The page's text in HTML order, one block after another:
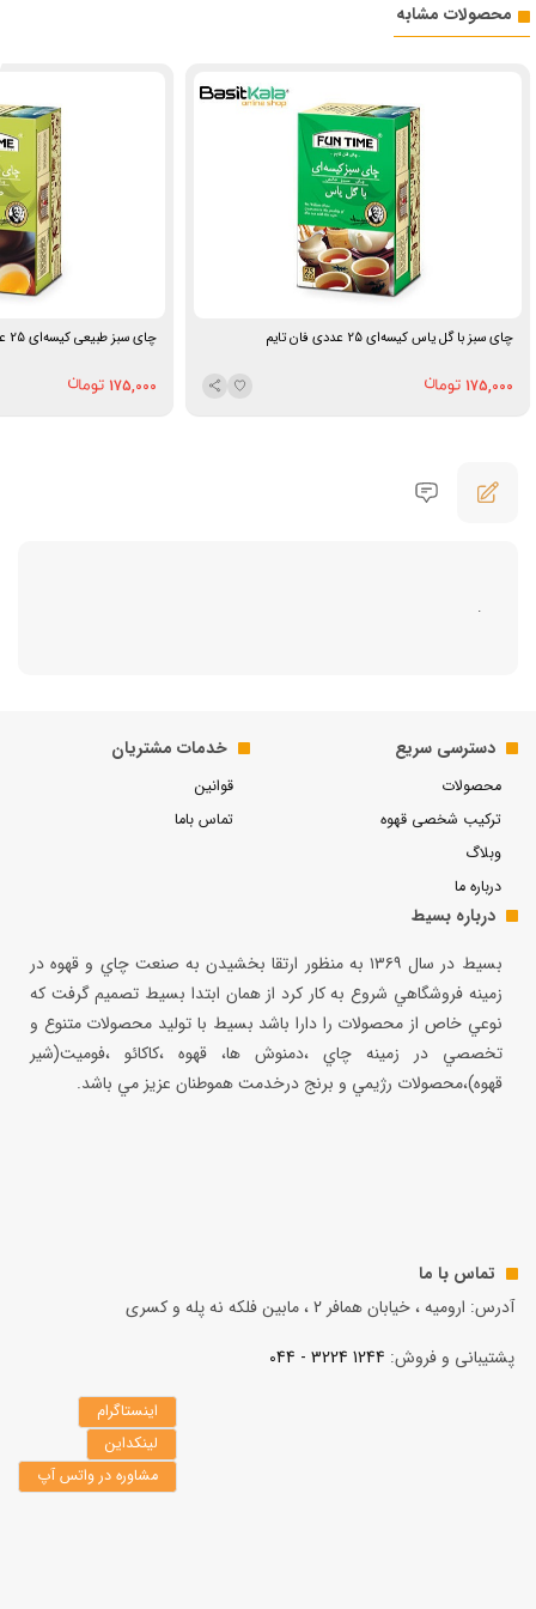
محصولات مشابه
چای سبز با گل یاس کیسه‌ای 25 عددی فان تایم
175,000
چای سبز طبیعی کیسه‌ای 25 عددی فان تایم
175,000
.
دسترسی سریع
محصولات
ترکیب شخصی قهوه
وبلاگ
درباره ما
خدمات مشتریان
قوانین
تماس باما
درباره بسیط
بسيط در سال ۱۳۶۹ به منظور ارتقا بخشيدن به صنعت چاي و قهوه در
زمينه فروشگاهي شروع به كار كرد از همان ابتدا بسيط تصميم گرفت كه
نوعي خاص از محصولات را دارا باشد بسيط با توليد محصولات متنوع و
تخصصي در زمينه چاي ،دمنوش ها، قهوه ،كاكائو ،فوميت(شير
قهوه)،محصولات رژيمي و برنج درخدمت هموطنان عزيز مي باشد.
تماس با ما
آدرس: ارومیه ، خیابان همافر 2 ، مابين فلكه نه پله و کسری
پشتیبانی و فروش: 1244 3224 - 044
اینستاگرام
لینکداین
مشاوره در واتس آپ